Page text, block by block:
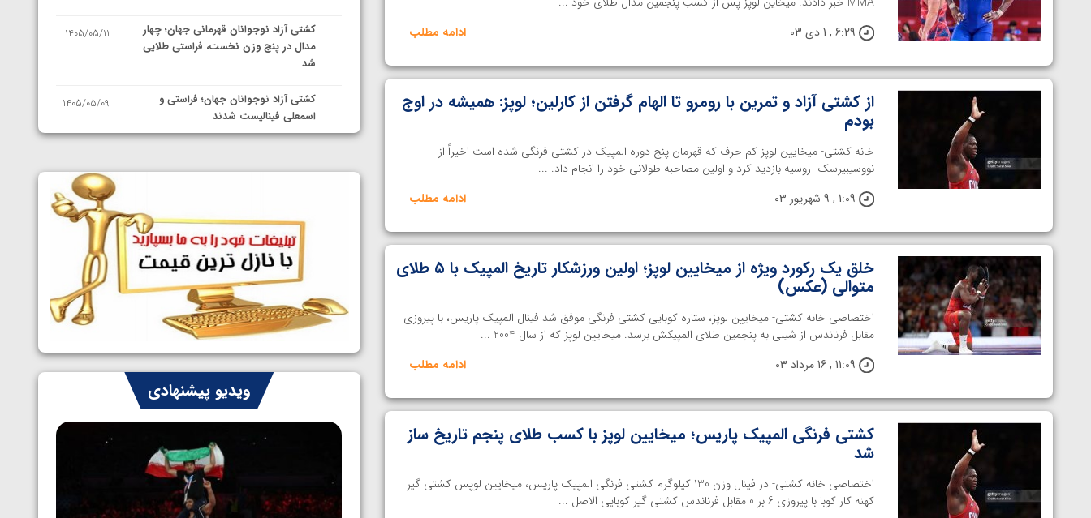
6:29 , 1 دی 03
ادامه مطلب
از کشتی آزاد و تمرین با رومرو تا الهام گرفتن از کارلین؛ لوپز: همیشه در اوج
بودم
خانه کشتی- میخایین لوپز کم حرف که قهرمان پنج دوره المپیک در کشتی فرنگی شده است اخیراً از
نووسیبیرسک روسیه بازدید کرد و اولین مصاحبه طولانی خود را انجام داد. ...
1:09 , 9 شهریور 03
ادامه مطلب
خلق یک رکورد ویژه از میخایین لوپز؛ اولین ورزشکار تاریخ المپیک با ۵ طلای
متوالی (عکس)
اختصاصی خانه کشتی- میخایین لوپز، ستاره کوبایی کشتی فرنگی موفق شد فینال المپیک پاریس، با پیروزی
مقابل فرناندس از شیلی به پنجمین طلای المپیکش برسد. میخایین لوپز که از سال 2004 ...
11:09 , 16 مرداد 03
ادامه مطلب
کشتی فرنگی المپیک پاریس؛ میخایین لوپز با کسب طلای پنجم تاریخ ساز
شد
اختصاصی خانه کشتی- در فینال وزن 130 کیلوگرم کشتی فرنگی المپیک پاریس، میخایین لوپس کشتی گیر
کهنه کار کوبا با پیروزی 6 بر 0 مقابل فرناندس کشتی گیر کوبایی الاصل ...
کشتی آزاد نوجوانان قهرمانی جهان؛ چهار
مدال در پنج وزن نخست، فراستی طلایی
شد
1405/05/11
کشتی آزاد نوجوانان جهان؛ فراستی و
اسمعلی فینالیست شدند
1405/05/09
نمایندگان ایران مشخص شدند
سوم برای ایران
1405/05/07
ایران چشم به راه چهار مدال در پنج وزن
دوم کشتی فرنگی نوجوانان جهان
1405/05/06
ویدیو پیشنهادی